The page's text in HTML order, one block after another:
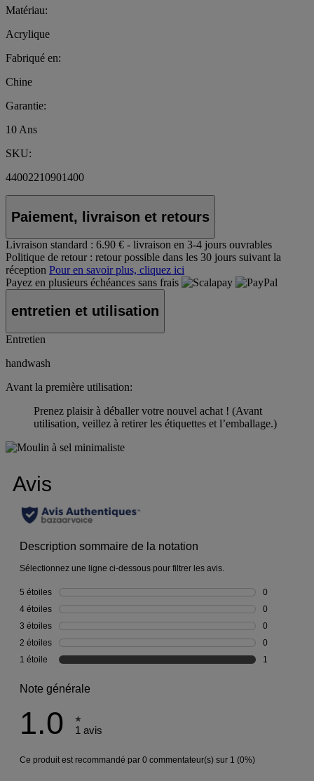
Matériau:
Acrylique
Fabriqué en:
Chine
Garantie:
10 Ans
SKU:
44002210901400
Paiement, livraison et retours
Livraison standard : 6.90 € - livraison en 3-4 jours ouvrables
Politique de retour : retour possible dans les 30 jours suivant la
réception Pour en savoir plus, cliquez ici
Payez en plusieurs échéances sans frais
entretien et utilisation
Entretien
handwash
Avant la première utilisation:
Prenez plaisir à déballer votre nouvel achat ! (Avant
utilisation, veillez à retirer les étiquettes et l’emballage.)